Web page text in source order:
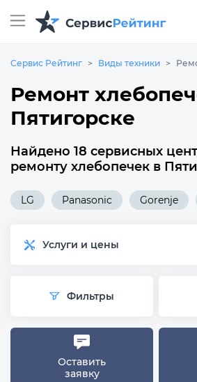
Сервис Рейтинг Виды техники
Ремонт
Пятигорске
Найдено 18 сервисных
ремонту хлебопечек в
LG Panasonic Gorenje
Услуги и цены
Фильтры
Оставить
заявку